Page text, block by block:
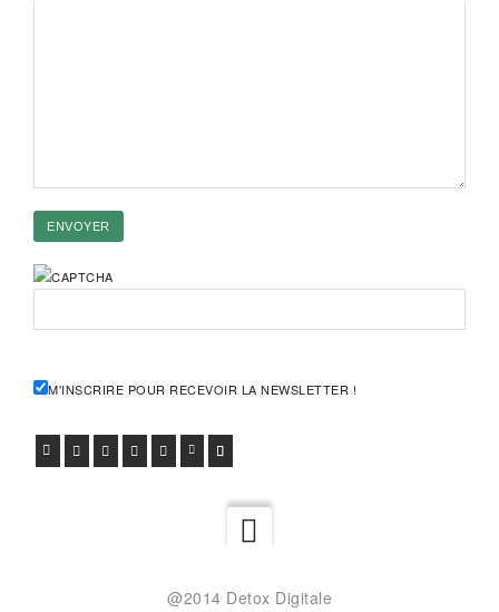
M'INSCRIRE POUR RECEVOIR LA NEWSLETTER !
FACEBOOK
TWITTERGOOGLE+PINTEREST
VIADEOLINKEDIN
@2014 Detox Digitale